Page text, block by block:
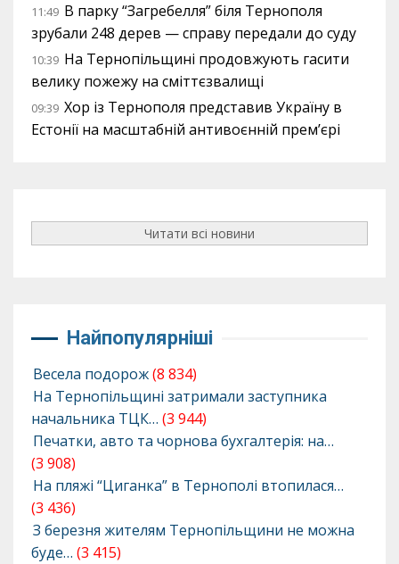
11:49 В парку “Загребелля” біля Тернополя
зрубали 248 дерев — справу передали до суду
10:39 На Тернопільщині продовжують гасити
велику пожежу на сміттєзвалищі
09:39 Хор із Тернополя представив Україну в
Естонії на масштабній антивоєнній прем’єрі
Читати всі новини
Найпопулярніші
Весела подорож(8 834)
На Тернопільщині затримали заступника
начальника ТЦК… (3 944)
Печатки, авто та чорнова бухгалтерія: на…
(3 908)
На пляжі “Циганка” в Тернополі втопилася…
(3 436)
З березня жителям Тернопільщини не можна
буде… (3 415)